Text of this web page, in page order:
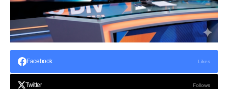
Facebook Likes
Twitter Follows